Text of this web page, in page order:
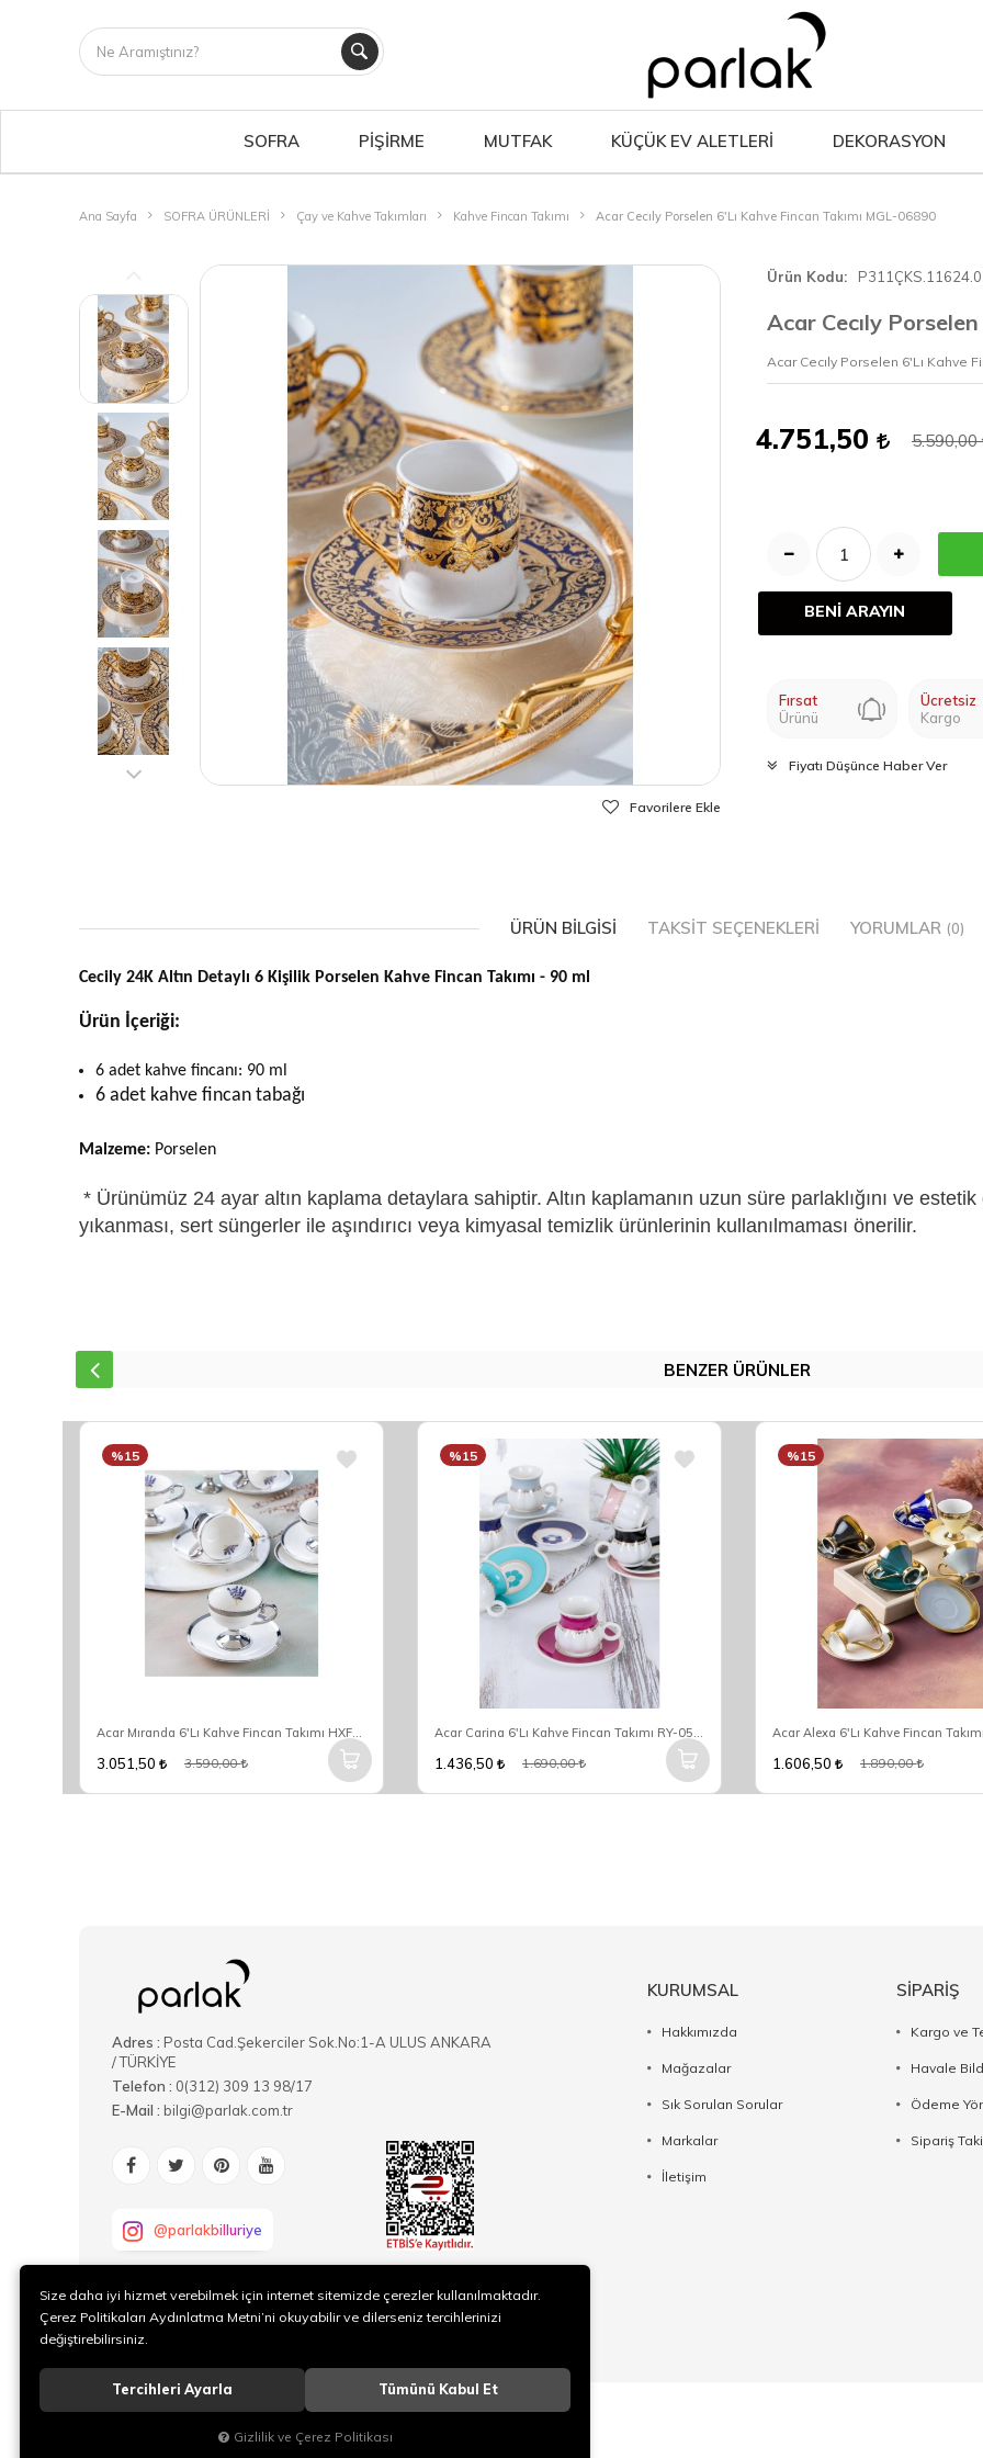
SOFRA PİŞİRME MUTFAK KÜÇÜK EV ALETLERİ DEKORASYON
Ana Sayfa SOFRA ÜRÜNLERİ Çay ve Kahve Takımları Kahve Fincan Takımı Acar Cecıly Porselen 6'Lı Kahve Fincan Takımı MGL-06890
Favorilere Ekle
Ürün Kodu
Acar Cecıly
Acar Cecıly Porselen 6'Lı Kahve
4.751,50 5.590,00
BENİ ARAYIN
Fırsat
Ürünü
Ücretsiz
Kargo
Fiyatı Düşünce Haber Ver
ÜRÜN BILGISI TAKSIT SEÇENEKLERI YORUMLAR (0)
Cecily 24K Altın Detaylı 6 Kişilik Porselen Kahve Fincan Takımı - 90 ml
Ürün İçeriği:
6 adet kahve fincanı: 90 ml
6 adet kahve fincan tabağı
Malzeme: Porselen
* Ürünümüz 24 ayar altın kaplama detaylara sahiptir. Altın kaplamanın uzun süre parlaklığını ve
yıkanması, sert süngerler ile aşındırıcı veya kimyasal temizlik ürünlerinin kullanılmaması önerilir.
BENZER ÜRÜNLER
Acar Mıranda 6'Lı Kahve Fincan Takımı HXF-05176
%15
3.051,50 3.590,00
Acar Carina 6'Lı Kahve Fincan Takımı RY-05120
%15
1.436,50 1.690,00
%15
1.606,50 1.890,00
Adres : Posta Cad.Şekerciler Sok.No:1-A ULUS ANKARA
/ TÜRKİYE
Telefon : 0(312) 309 13 98/17
E-Mail : bilgi@parlak.com.tr
@parlakbilluriye
KURUMSAL
Hakkımızda
Mağazalar
Sık Sorulan Sorular
Markalar
İletişim
SİPARİŞ
Kargo ve
Havale
Ödeme
Sipariş
Size daha iyi hizmet verebilmek için internet sitemizde çerezler kullanılmaktadır.
Çerez Politikaları Aydınlatma Metni’ni okuyabilir ve dilerseniz tercihlerinizi
değiştirebilirsiniz.
Tercihleri Ayarla Tümünü Kabul Et
Gizlilik ve Çerez Politikası